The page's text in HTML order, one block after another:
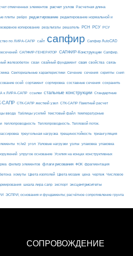
отмеченных элементов расчет узлов Расчетная длина
плиты ребро редактирование редактирование нормальной и
копирование результаты решатель РСН РСУ РСУ
по ЛИРА-САПР сайт сапфир Сапфир AutoCAD
САПФИР-ГЕНЕРАТОР САПФИР-Конструкции Сапфир.
железобетон сваи свайный фундамент свая свойства связь
Секториальные характеристики Сечение сечения скрипты снип
осей сортамент сортировка составные сечения сохранить
к ЛИРА-САПР ссылки стальные конструкции Стандартные
САПР СТК-САПР жесткий узел СТК-САПР Пакетный расчет
ввода Таблицы усилий текстовый файл температурные
теплопроводность Теплопроводность. Тепловой поток.
треугольная нагрузка трещиностойкость триангуляция
тс/м2 угол Узловые нагрузки узлы упаковка упаковка
упругое основание Усилия на концах конструктивных
фильтр элементов флаги рисования ФОК фрагментация
хомуты Цвета изополей Цвета мозаик цена чертеж Числовое
шкала лира сапр экспорт эксцентриситеты
ЭСПРИ; основания и фундаменты; расчётное сопротивление грунта
СОПРОВОЖДЕНИЕ